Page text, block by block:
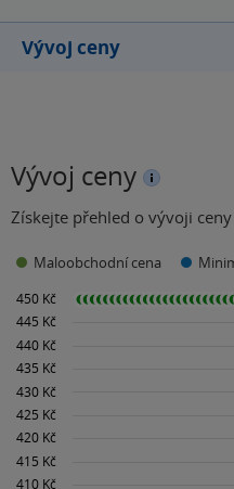
Vývoj ceny
Vývoj ceny
Získejte přehled o vývoji
Maloobchodní cena